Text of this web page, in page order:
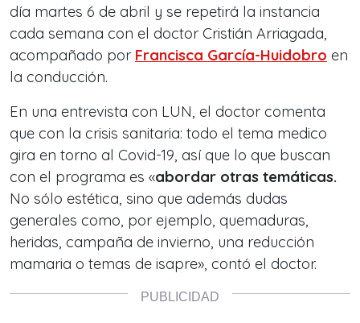
día martes 6 de abril y se repetirá la instancia
cada semana con el doctor Cristián Arriagada,
acompañado por Francisca García-Huidobro en
la conducción.
En una entrevista con LUN, el doctor comenta
que con la crisis sanitaria: todo el tema medico
gira en torno al Covid-19, así que lo que buscan
con el programa es «abordar otras temáticas.
No sólo estética, sino que además dudas
generales como, por ejemplo, quemaduras,
heridas, campaña de invierno, una reducción
mamaria o temas de isapre», contó el doctor.